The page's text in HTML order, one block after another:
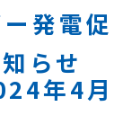
発電促
らせ
年4月